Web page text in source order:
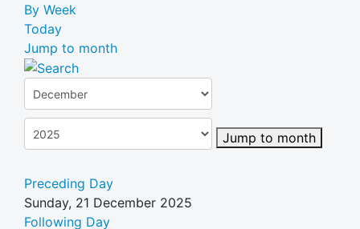
By Week
Today
Jump to month
Jump to month
Preceding Day
Sunday, 21 December 2025
Following Day